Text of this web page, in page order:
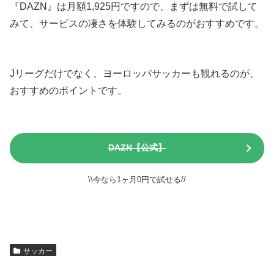
『DAZN』は月額1,925円ですので、まずは無料で試して
みて、サービスの凄さを体験してみるのがおすすめです。
Jリーグだけでなく、ヨーロッパサッカーも観れるのが、
おすすめのポイントです。
DAZN【公式】
\\今なら1ヶ月0円で試せる//
サッカー